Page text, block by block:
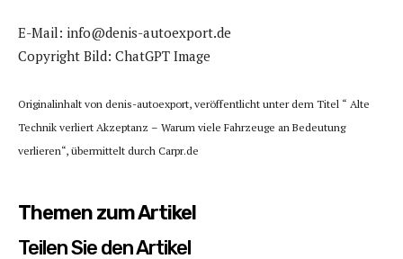
E-Mail: info@denis-autoexport.de
Copyright Bild: ChatGPT Image
Originalinhalt von denis-autoexport, veröffentlicht unter dem Titel “ Alte
Technik verliert Akzeptanz – Warum viele Fahrzeuge an Bedeutung
verlieren“, übermittelt durch Carpr.de
Themen zum Artikel
Teilen Sie den Artikel